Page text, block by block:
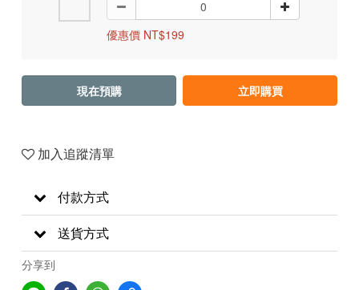
優惠價 NT$199
現在預購 立即購買
加入追蹤清單
付款方式
送貨方式
分享到